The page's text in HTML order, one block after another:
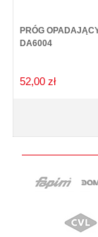
PRÓG
DA6004
52,00 zł